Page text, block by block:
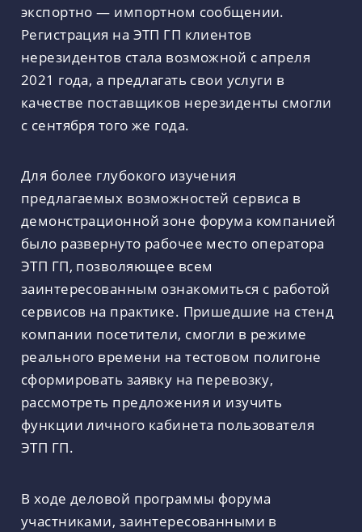
экспортно — импортном сообщении.
Регистрация на ЭТП ГП клиентов
нерезидентов стала возможной с апреля
2021 года, а предлагать свои услуги в
качестве поставщиков нерезиденты смогли
с сентября того же года.
Для более глубокого изучения
предлагаемых возможностей сервиса в
демонстрационной зоне форума компанией
было развернуто рабочее место оператора
ЭТП ГП, позволяющее всем
заинтересованным ознакомиться с работой
сервисов на практике. Пришедшие на стенд
компании посетители, смогли в режиме
реального времени на тестовом полигоне
сформировать заявку на перевозку,
рассмотреть предложения и изучить
функции личного кабинета пользователя
ЭТП ГП.
В ходе деловой программы форума
участниками, заинтересованными в